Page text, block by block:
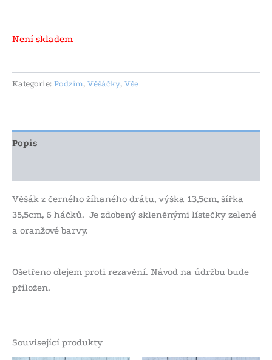
Není skladem
Kategorie: Podzim, Věšáčky, Vše
Popis
Věšák z černého žíhaného drátu, výška 13,5cm, šířka
35,5cm, 6 háčků. Je zdobený skleněnými lístečky zelené
a oranžové barvy.
Ošetřeno olejem proti rezavění. Návod na údržbu bude
přiložen.
Související produkty